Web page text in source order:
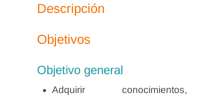
no
de
Diabetes
cantidad
Descripción
Objetivos
Objetivo general
Adquirir conocimientos,